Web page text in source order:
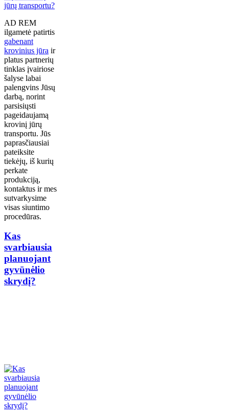
AD REM
ilgametė patirtis
gabenant
krovinius jūra ir
platus partnerių
tinklas įvairiose
šalyse labai
palengvins Jūsų
darbą, norint
parsisiųsti
pageidaujamą
krovinį jūrų
transportu. Jūs
paprasčiausiai
pateiksite
tiekėjų, iš kurių
perkate
produkciją,
kontaktus ir mes
sutvarkysime
visas siuntimo
procedūras.
Kas
svarbiausia
planuojant
gyvūnėlio
skrydį?